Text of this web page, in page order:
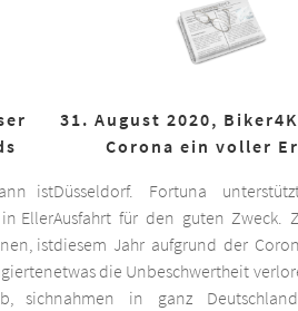
ist
Eller
ist
sich
31. August 2020,
Corona ein voller
Düsseldorf. Fortuna
Ausfahrt für den guten Zweck.
diesem Jahr aufgrund der
etwas die Unbeschwertheit
nahmen in ganz